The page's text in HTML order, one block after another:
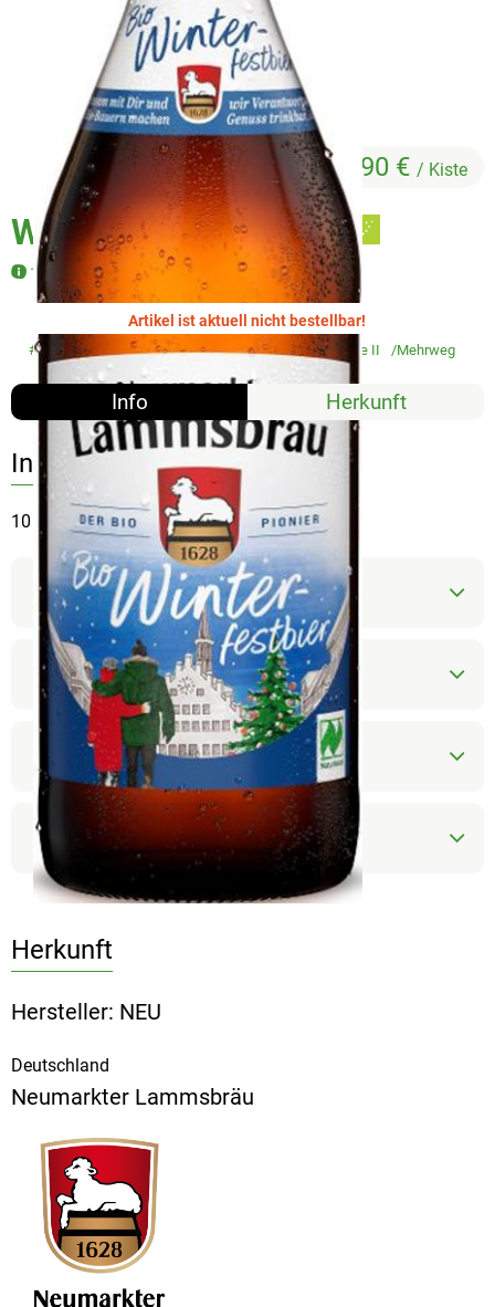
Veggie & Vegan
Backwaren
Trockensortiment
Getränke
Natur-Drogerie
AllerLiebe
Großgebinde
Über uns
Service
Winterfestbier Kiste
10 x 0,5l
17,90 € / Kiste
Artikel ist aktuell nicht bestellbar!
#9010 17,90 €/ Kiste 19% MwSt Handelsklasse II Mehrweg
Info Herkunft
Info
10 x 0,5l
Produktinformationen
Zutaten
Nährwert-Info
Produktdatenblatt
Herkunft
Hersteller: NEU
Deutschland
Neumarkter Lammsbräu